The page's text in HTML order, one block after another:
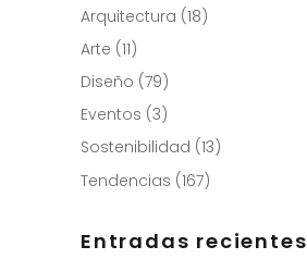
Arquitectura (18)
Arte (11)
Diseño (79)
Eventos (3)
Sostenibilidad (13)
Tendencias (167)
Entradas recientes